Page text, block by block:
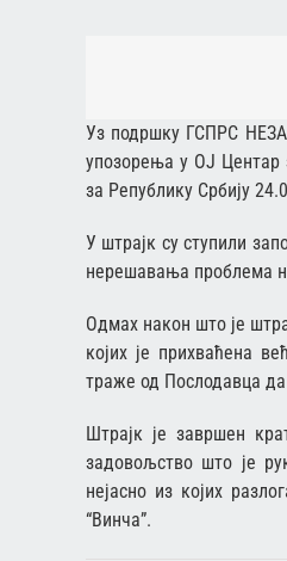
Уз подршку ГСПРС
упозорења у ОЈ Центар
за Републику Србију
У штрајк су ступили
нерешавања проблема
Одмах након што је
којих је прихваћена
траже од Послодавца да
Штрајк је завршен
задовољство што је
нејасно из којих
“Винча”.